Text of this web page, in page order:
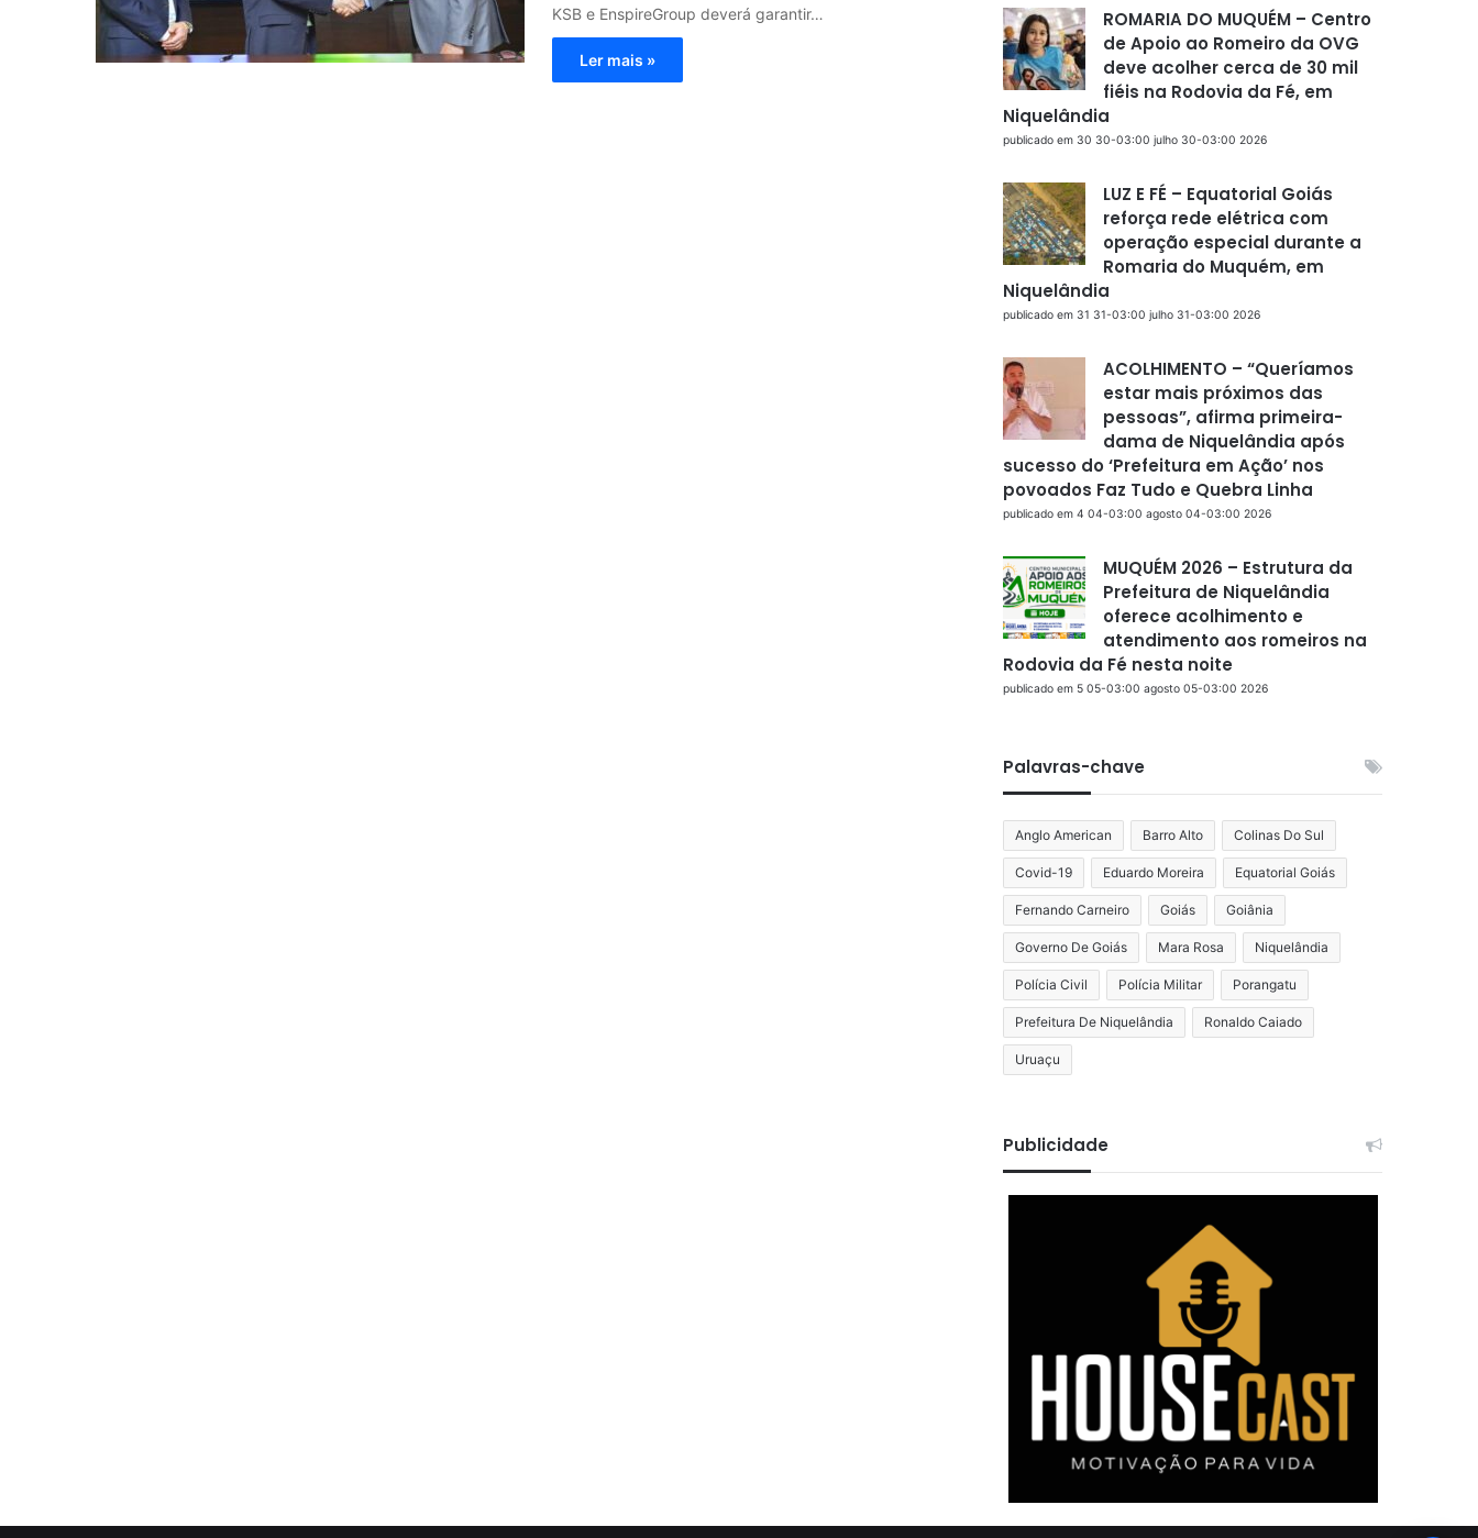
KSB e EnspireGroup deverá garantir…
Ler mais »
ROMARIA DO MUQUÉM – Centro
de Apoio ao Romeiro da OVG
deve acolher cerca de 30 mil
fiéis na Rodovia da Fé, em
Niquelândia
publicado em 30 30-03:00 julho 30-03:00 2026
LUZ E FÉ – Equatorial Goiás
reforça rede elétrica com
operação especial durante a
Romaria do Muquém, em
Niquelândia
publicado em 31 31-03:00 julho 31-03:00 2026
ACOLHIMENTO – “Queríamos
estar mais próximos das
pessoas”, afirma primeira-
dama de Niquelândia após
sucesso do ‘Prefeitura em Ação’ nos
povoados Faz Tudo e Quebra Linha
publicado em 4 04-03:00 agosto 04-03:00 2026
MUQUÉM 2026 – Estrutura da
Prefeitura de Niquelândia
oferece acolhimento e
atendimento aos romeiros na
Rodovia da Fé nesta noite
publicado em 5 05-03:00 agosto 05-03:00 2026
Palavras-chave
Anglo American Barro Alto Colinas Do Sul
Covid-19 Eduardo Moreira Equatorial Goiás
Fernando Carneiro Goiás Goiânia
Governo De Goiás Mara Rosa Niquelândia
Polícia Civil Polícia Militar Porangatu
Prefeitura De Niquelândia Ronaldo Caiado
Uruaçu
Publicidade